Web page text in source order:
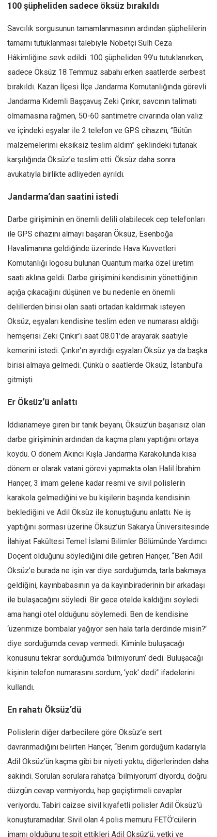
100 şüpheliden sadece öksüz bırakıldı
Savcılık sorgusunun tamamlanmasının ardından şüphelilerin
tamamı tutuklanması talebiyle Nöbetçi Sulh Ceza
Hâkimliğine sevk edildi. 100 şüpheliden 99’u tutuklanırken,
sadece Öksüz 18 Temmuz sabahı erken saatlerde serbest
bırakıldı. Kazan İlçesi İlçe Jandarma Komutanlığında görevli
Jandarma Kıdemli Başçavuş Zeki Çınkır, savcının talimatı
olmamasına rağmen, 50-60 santimetre civarında olan valiz
ve içindeki eşyalar ile 2 telefon ve GPS cihazını, “Bütün
malzemelerimi eksiksiz teslim aldım” şeklindeki tutanak
karşılığında Öksüz’e teslim etti. Öksüz daha sonra
avukatıyla birlikte adliyeden ayrıldı.
Jandarma’dan saatini istedi
Darbe girişiminin en önemli delili olabilecek cep telefonları
ile GPS cihazını almayı başaran Öksüz, Esenboğa
Havalimanına geldiğinde üzerinde Hava Kuvvetleri
Komutanlığı logosu bulunan Quantum marka özel üretim
saati aklına geldi. Darbe girişimini kendisinin yönettiğinin
açığa çıkacağını düşünen ve bu nedenle en önemli
delillerden birisi olan saati ortadan kaldırmak isteyen
Öksüz, eşyaları kendisine teslim eden ve numarası aldığı
hemşerisi Zeki Çınkır’ı saat 08.01’de arayarak saatiyle
kemerini istedi. Çınkır’ın ayırdığı eşyaları Öksüz ya da başka
birisi almaya gelmedi. Çünkü o saatlerde Öksüz, İstanbul’a
gitmişti.
Er Öksüz’ü anlattı
İddianameye giren bir tanık beyanı, Öksüz’ün başarısız olan
darbe girişiminin ardından da kaçma planı yaptığını ortaya
koydu. O dönem Akıncı Kışla Jandarma Karakolunda kısa
dönem er olarak vatani görevi yapmakta olan Halil İbrahim
Hançer, 3 imam gelene kadar resmi ve sivil polislerin
karakola gelmediğini ve bu kişilerin başında kendisinin
beklediğini ve Adil Öksüz ile konuştuğunu anlattı. Ne iş
yaptığını sorması üzerine Öksüz’ün Sakarya Üniversitesinde
İlahiyat Fakültesi Temel İslami Bilimler Bölümünde Yardımcı
Doçent olduğunu söylediğini dile getiren Hançer, “Ben Adil
Öksüz’e burada ne işin var diye sorduğumda, tarla bakmaya
geldiğini, kayınbabasının ya da kayınbiraderinin bir arkadaşı
ile bulaşacağını söyledi. Bir gece otelde kaldığını söyledi
ama hangi otel olduğunu söylemedi. Ben de kendisine
‘üzerimize bombalar yağıyor sen hala tarla derdinde misin?’
diye sorduğumda cevap vermedi. Kiminle buluşacağı
konusunu tekrar sorduğumda ‘bilmiyorum’ dedi. Buluşacağı
kişinin telefon numarasını sordum, ‘yok’ dedi” ifadelerini
kullandı.
En rahatı Öksüz’dü
Polislerin diğer darbecilere göre Öksüz’e sert
davranmadığını belirten Hançer, “Benim gördüğüm kadarıyla
Adil Öksüz’ün kaçma gibi bir niyeti yoktu, diğerlerinden daha
sakindi. Sorulan sorulara rahatça ‘bilmiyorum’ diyordu, doğru
düzgün cevap vermiyordu, hep geçiştirmeli cevaplar
veriyordu. Tabiri caizse sivil kıyafetli polisler Adil Öksüz’ü
konuşturamadılar. Sivil olan 4 polis memuru FETÖ’cülerin
imamı olduğunu tespit ettikleri Adil Öksüz’ü, yetki ve